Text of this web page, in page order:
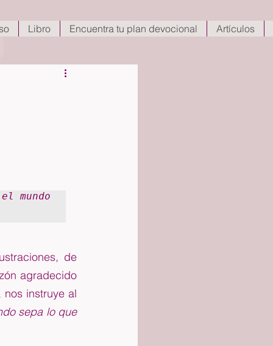
Libro Encuentra tu plan devocional Artículos
mundo
de
agradecido
instruye al
sepa lo que